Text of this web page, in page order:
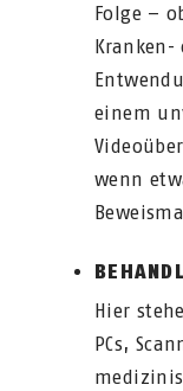
Folge –
einem
wenn
Hier
PCs,